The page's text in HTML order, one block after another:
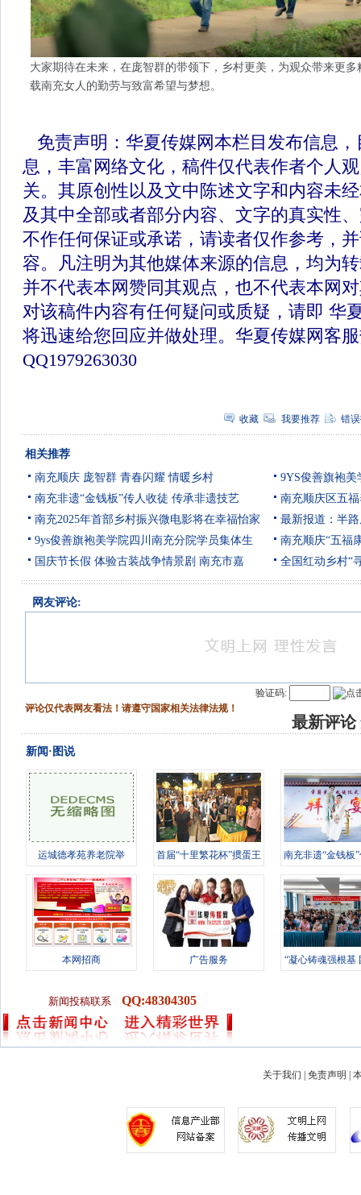
大家期待在未来，在庞智群的带领下，乡村更美，为观众带来更
载南充女人的勤劳与致富希望与梦想。
免责声明：华夏传媒网本栏目发布信息
息，丰富网络文化，稿件仅代表作者个人
关。其原创性以及文中陈述文字和内容未
及其中全部或者部分内容、文字的真实性
不作任何保证或承诺，请读者仅作参考，
容。凡注明为其他媒体来源的信息，均为
并不代表本网赞同其观点，也不代表本网
对该稿件内容有任何疑问或质疑，请即 华
将迅速给您回应并做处理。华夏传媒网客
QQ1979263030
收藏 我要推荐 错
相关推荐
南充顺庆 庞智群 青春闪耀 情暖乡村
9YS俊善旗袍美
南充非遗“金钱板”传人收徒 传承非遗技艺
南充顺庆区五
南充2025年首部乡村振兴微电影将在幸福怡家
最新报道：半
9ys俊善旗袍美学院四川南充分院学员集体生
南充顺庆“五福
国庆节长假 体验古装战争情景剧 南充市嘉
全国红动乡村“
网友评论:
验证码:
评论仅代表网友看法！请遵守国家相关法律法规！
最新评论
新闻·图说
运城德孝苑养老院举
首届“十里繁花杯”掼蛋王
南充非遗“金钱板
本网招商 广告服务
“凝心铸魂强根基
新闻投稿联系 QQ:48304305
关于我们 免责声明